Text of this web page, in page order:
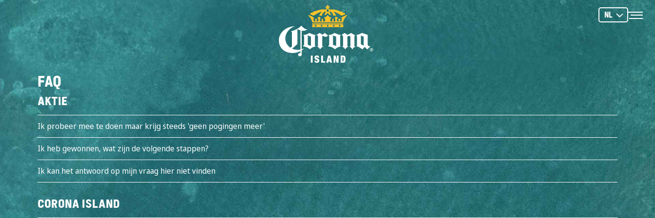
WIN EEN REIS
ONTDEK CORONA ISLAND
PARADIJS ZONSONDERGANG ARCHITECTUUR GASTRONOMIE ACTIVITEITEN MANGROVES PLANTEN SNORKELEN
KAYAKEN & MEER
VOLLEDIG LOSMAKEN
CARIBISCH PARADIJS BUNGALOWS
FAQ
FAQ
Aktie
Ik probeer mee te doen maar krijg steeds 'geen pogingen meer'
Ik heb gewonnen, wat zijn de volgende stappen?
Ik kan het antwoord op mijn vraag hier niet vinden
Corona Island